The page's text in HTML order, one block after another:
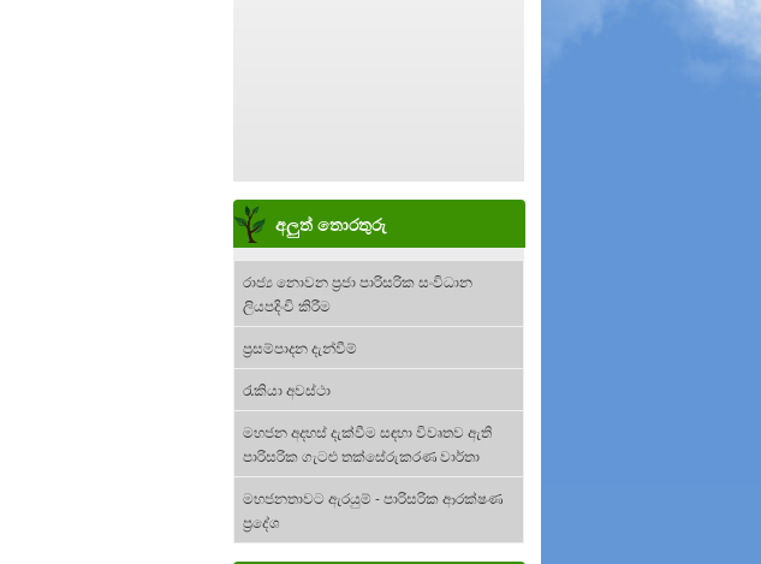
අලුත් තොරතුරු
රාජ්‍ය නොවන ප්‍රජා පාරිසරික සංවිධාන
ලියපදිංචි කිරීම
ප්‍රසම්පාදන දැන්වීම්
රැකියා අවස්ථා
මහජන අදහස් දැක්වීම සඳහා විවෘතව ඇති
පාරිසරික ගැටළු තක්සේරුකරණ වාර්තා
මහජනතාවට ඇරයුම් - පාරිසරික ආරක්ෂණ
ප්‍රදේශ